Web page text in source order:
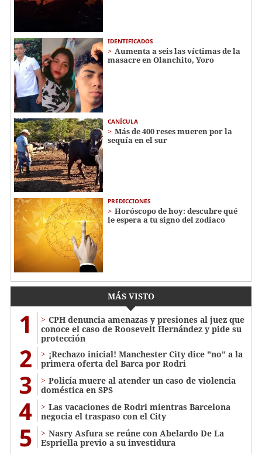
IDENTIFICADOS
Aumenta a seis las víctimas de la
masacre en Olanchito, Yoro
CANÍCULA
Más de 400 reses mueren por la
sequía en el sur
PREDICCIONES
Horóscopo de hoy: descubre qué
le espera a tu signo del zodiaco
MÁS VISTO
1
CPH denuncia amenazas y presiones al juez que
conoce el caso de Roosevelt Hernández y pide su
protección
2
¡Rechazo inicial! Manchester City dice "no" a la
primera oferta del Barca por Rodri
3
Policía muere al atender un caso de violencia
doméstica en SPS
4
Las vacaciones de Rodri mientras Barcelona
negocia el traspaso con el City
5
Nasry Asfura se reúne con Abelardo De La
Espriella previo a su investidura